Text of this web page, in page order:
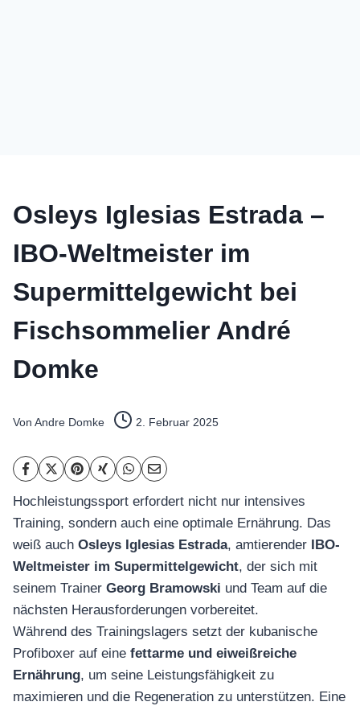
Osleys Iglesias Estrada –
IBO-Weltmeister im
Supermittelgewicht bei
Fischsommelier André
Domke
Von Andre Domke 2. Februar 2025
Hochleistungssport erfordert nicht nur intensives
Training, sondern auch eine optimale Ernährung. Das
weiß auch Osleys Iglesias Estrada, amtierender IBO-
Weltmeister im Supermittelgewicht, der sich mit
seinem Trainer Georg Bramowski und Team auf die
nächsten Herausforderungen vorbereitet.
Während des Trainingslagers setzt der kubanische
Profiboxer auf eine fettarme und eiweißreiche
Ernährung, um seine Leistungsfähigkeit zu
maximieren und die Regeneration zu unterstützen. Eine